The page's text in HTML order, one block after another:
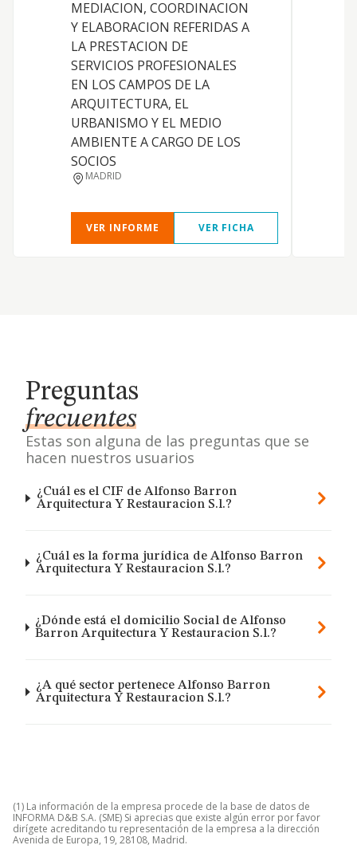
MEDIACION, COORDINACION
Y ELABORACION REFERIDAS A
LA PRESTACION DE
SERVICIOS PROFESIONALES
EN LOS CAMPOS DE LA
ARQUITECTURA, EL
URBANISMO Y EL MEDIO
AMBIENTE A CARGO DE LOS
SOCIOS
MADRID
VER INFORME VER FICHA
Preguntas
frecuentes
Estas son alguna de las preguntas que se
hacen nuestros usuarios
¿Cuál es el CIF de Alfonso Barron
Arquitectura Y Restauracion S.l.?
¿Cuál es la forma jurídica de Alfonso Barron
Arquitectura Y Restauracion S.l.?
¿Dónde está el domicilio Social de Alfonso
Barron Arquitectura Y Restauracion S.l.?
¿A qué sector pertenece Alfonso Barron
Arquitectura Y Restauracion S.l.?
(1) La información de la empresa procede de la base de datos de
INFORMA D&B S.A. (SME) Si aprecias que existe algún error por favor
dirígete acreditando tu representación de la empresa a la dirección
Avenida de Europa, 19, 28108, Madrid.